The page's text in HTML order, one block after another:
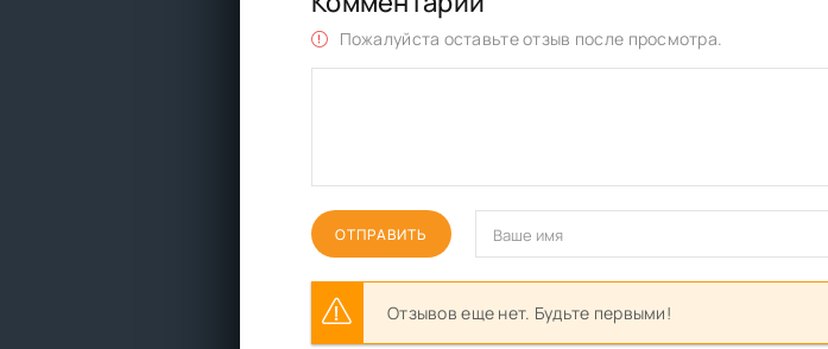
Пожалуйста оставьте отзыв после просмотра.
ОТПРАВИТЬ
Отзывов еще нет. Будьте первыми!